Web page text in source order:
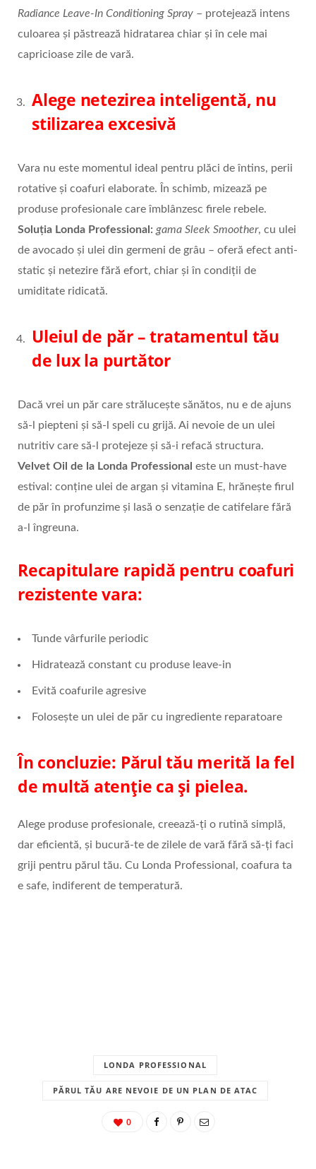
Radiance Leave-In Conditioning Spray – protejează intens
culoarea și păstrează hidratarea chiar și în cele mai
capricioase zile de vară.
Alege netezirea inteligentă, nu
stilizarea excesivă
Vara nu este momentul ideal pentru plăci de întins, perii
rotative și coafuri elaborate. În schimb, mizează pe
produse profesionale care îmblânzesc firele rebele.
Soluția Londa Professional: gama Sleek Smoother, cu ulei
de avocado și ulei din germeni de grâu – oferă efect anti-
static și netezire fără efort, chiar și în condiții de
umiditate ridicată.
Uleiul de păr – tratamentul tău
de lux la purtător
Dacă vrei un păr care strălucește sănătos, nu e de ajuns
să-l piepteni și să-l speli cu grijă. Ai nevoie de un ulei
nutritiv care să-l protejeze și să-i refacă structura.
Velvet Oil de la Londa Professional este un must-have
estival: conține ulei de argan și vitamina E, hrănește firul
de păr în profunzime și lasă o senzație de catifelare fără
a-l îngreuna.
Recapitulare rapidă pentru coafuri
rezistente vara:
Tunde vârfurile periodic
Hidratează constant cu produse leave-in
Evită coafurile agresive
Folosește un ulei de păr cu ingrediente reparatoare
În concluzie: Părul tău merită la fel
de multă atenție ca și pielea.
Alege produse profesionale, creează-ți o rutină simplă,
dar eficientă, și bucură-te de zilele de vară fără să-ți faci
griji pentru părul tău. Cu Londa Professional, coafura ta
e safe, indiferent de temperatură.
LONDA PROFESSIONAL
PĂRUL TĂU ARE NEVOIE DE UN PLAN DE ATAC
0